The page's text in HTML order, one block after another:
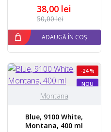
38,00 lei
50,00 lei
ADAUGĂ ÎN COȘ
NOU
-24 %
Montana
Blue, 9100 White,
Montana, 400 ml